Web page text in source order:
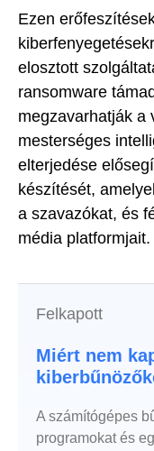
Ezen
elosztott
ransomware
megzavarhatják a
mesterséges
elterjedése
készítését,
a szavazókat, és
média platformjait.
Felkapott
Miért nem
A számítógépes
programokat és